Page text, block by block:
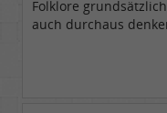
Folklore
auch durchaus